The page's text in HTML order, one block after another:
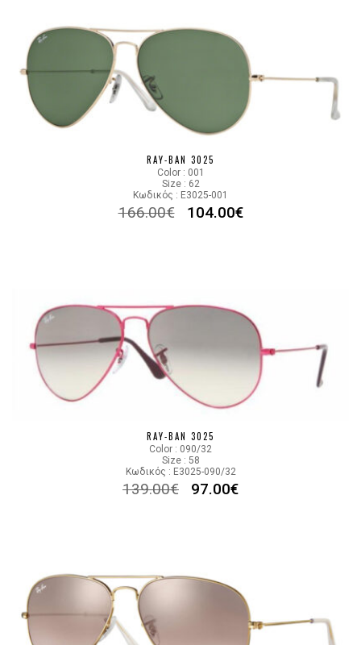
RAY-BAN 3025
Color : 001
Size : 62
Κωδικός : E3025-001
166.00€ 104.00€
RAY-BAN 3025
Color : 090/32
Size : 58
Κωδικός : E3025-090/32
139.00€ 97.00€